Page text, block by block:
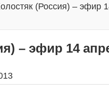
(Россия) – эфир
– эфир 14